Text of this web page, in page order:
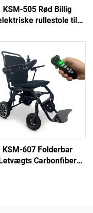
KSM-505 Rød Billig
rullestole til
motor elektrisk
rullestol
KSM-607 Folderbar
Carbonfiber